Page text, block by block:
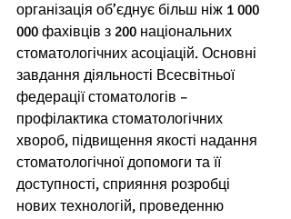
організація об’єднує більш ніж 1 000
000 фахівців з 200 національних
стоматологічних асоціацій. Основні
завдання діяльності Всесвітньої
федерації стоматологів –
профілактика стоматологічних
хвороб, підвищення якості надання
стоматологічної допомоги та її
доступності, сприяння розробці
нових технологій, проведенню